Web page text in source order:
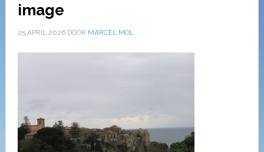
image
25 APRIL 2026DOOR MARCEL MOL